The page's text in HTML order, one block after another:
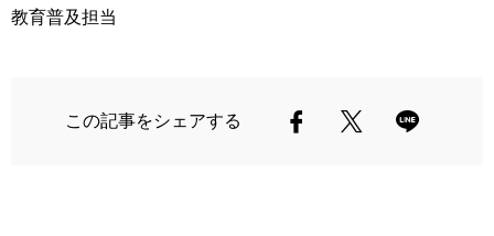
教育普及担当
この記事をシェアする